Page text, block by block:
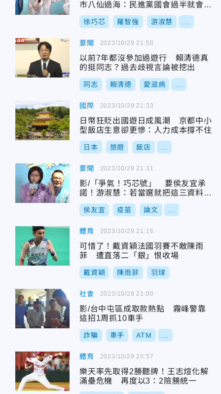
市八仙過海：民進黨國會過半就會搞
台獨
徐巧芯 羅智強 游淑慧
要聞
以前7年都沒參加過遊行 賴清德真
的挺同志？過去歧視言論被挖出
同志 賴清德 愛滋病
2023/10/29 21:50
國際
日幣狂貶出國遊日成風潮 京都中小
型飯店生意卻更慘：人力成本撐不住
日本 旅遊 飯店
2023/10/29 21:33
要聞
影/「爭氣！巧芯號」 要侯友宜承
諾！游淑慧：若當選就把這三資料送
立院直播開箱
侯友宜 疫苗 論文
2023/10/29 21:31
體育
可惜了！戴資穎法國羽賽不敵陳雨
菲 遭直落二「銀」恨收場
戴資穎 陳雨菲 羽球
2023/10/29 21:16
社會
影/台中屯區成取款熱點 霧峰警靠
這招1周抓10車手
詐騙 車手 ATM
2023/10/29 21:00
體育
樂天率先取得2勝聽牌！王志煊化解
滿壘危機 再度以3：2險勝統一
2023/10/29 20:57